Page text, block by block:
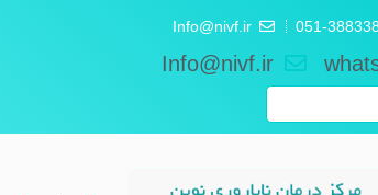
051-
Info@nivf.ir
Info@nivf.ir